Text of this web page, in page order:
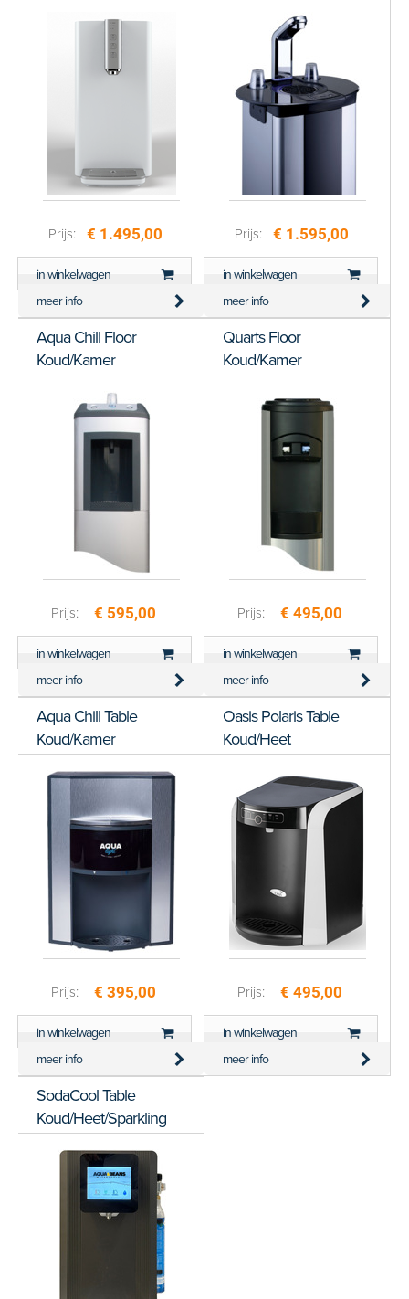
Prijs: € 1.495,00
in winkelwagen
meer info
Prijs: € 1.595,00
in winkelwagen
meer info
Aqua Chill Floor
Koud/Kamer
Prijs: € 595,00
in winkelwagen
meer info
Quarts Floor
Koud/Kamer
Prijs: € 495,00
in winkelwagen
meer info
Aqua Chill Table
Koud/Kamer
Prijs: € 395,00
in winkelwagen
meer info
Oasis Polaris Table
Koud/Heet
Prijs: € 495,00
in winkelwagen
meer info
SodaCool Table
Koud/Heet/Sparkling